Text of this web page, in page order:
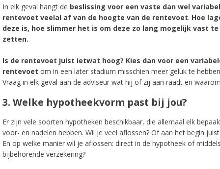
In elk geval hangt de beslissing voor een vaste dan wel
rentevoet veelal af van de hoogte van de rentevoet. Hoe
deze is, hoe slimmer het is om deze zo lang mogelijk vast te
zetten.
Is de rentevoet juist ietwat hoog? Kies dan voor een
rentevoet om in een later stadium misschien meer geluk te
Vraag in elk geval aan de adviseur wat hij of zij aan raadt en
3. Welke hypotheekvorm past bij jou?
Er zijn vele soorten hypotheken beschikbaar, die allemaal elk
voor- en nadelen hebben. Wil je veel aflossen? Of aan het begin
En op welke manier wil je aflossen: direct in de hypotheek of
bijbehorende verzekering?